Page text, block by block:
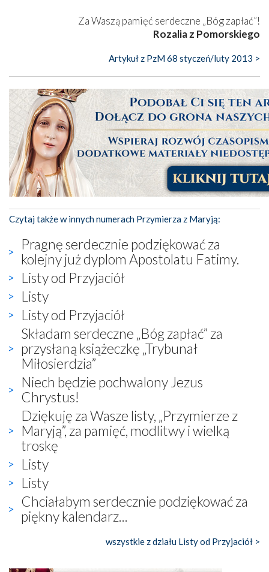
Za Waszą pamięć serdeczne „Bóg zapłać”!
Rozalia z Pomorskiego
Artykuł z PzM 68 styczeń/luty 2013 >
Czytaj także w innych numerach Przymierza z Maryją:
Pragnę serdecznie podziękować za
kolejny już dyplom Apostolatu Fatimy.
Listy od Przyjaciół
Listy
Listy od Przyjaciół
Składam serdeczne „Bóg zapłać” za
przysłaną książeczkę „Trybunał
Miłosierdzia”
Niech będzie pochwalony Jezus
Chrystus!
Dziękuję za Wasze listy, „Przymierze z
Maryją”, za pamięć, modlitwy i wielką
troskę
Listy
Listy
Chciałabym serdecznie podziękować za
piękny kalendarz...
wszystkie z działu Listy od Przyjaciół >